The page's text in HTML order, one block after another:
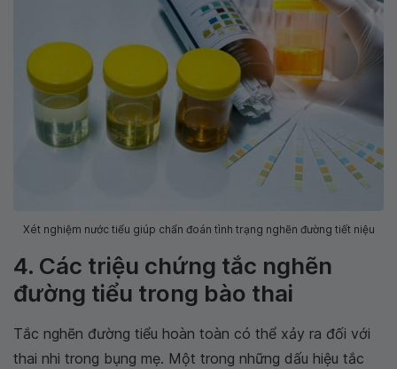
Xét nghiệm nước tiểu giúp chẩn đoán tình trạng nghẽn đường tiết niệu
4. Các triệu chứng tắc nghẽn
đường tiểu trong bào thai
Tắc nghẽn đường tiểu hoàn toàn có thể xảy ra đối với
thai nhi trong bụng mẹ. Một trong những dấu hiệu tắc